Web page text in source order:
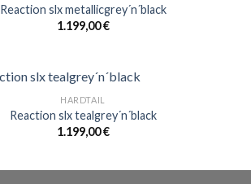
Reaction slx metallicgrey´n´black
1.199,00€
HARDTAIL
Reaction slx tealgrey´n´black
1.199,00€